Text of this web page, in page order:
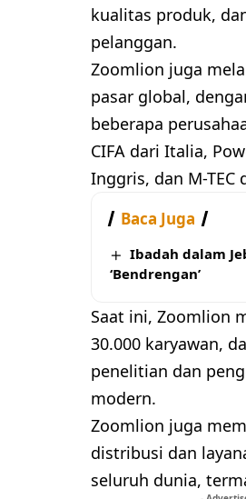
kualitas produk,
pelanggan.
Zoomlion juga
pasar global,
beberapa
CIFA dari Italia,
Inggris, dan M-TEC
Baca Juga
Ibadah dalam
‘Bendrengan’
Saat ini, Zoomlion
30.000 karyawan,
penelitian dan
modern.
Zoomlion juga
distribusi dan
seluruh dunia,